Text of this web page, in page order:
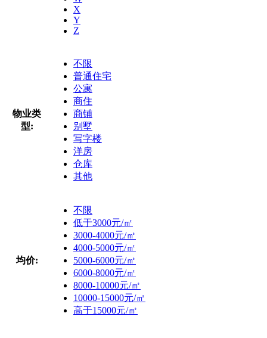
X
Y
Z
物业类
型:
不限
普通住宅
公寓
商住
商铺
别墅
写字楼
洋房
仓库
其他
均价:
不限
低于3000元/㎡
3000-4000元/㎡
4000-5000元/㎡
5000-6000元/㎡
6000-8000元/㎡
8000-10000元/㎡
10000-15000元/㎡
高于15000元/㎡